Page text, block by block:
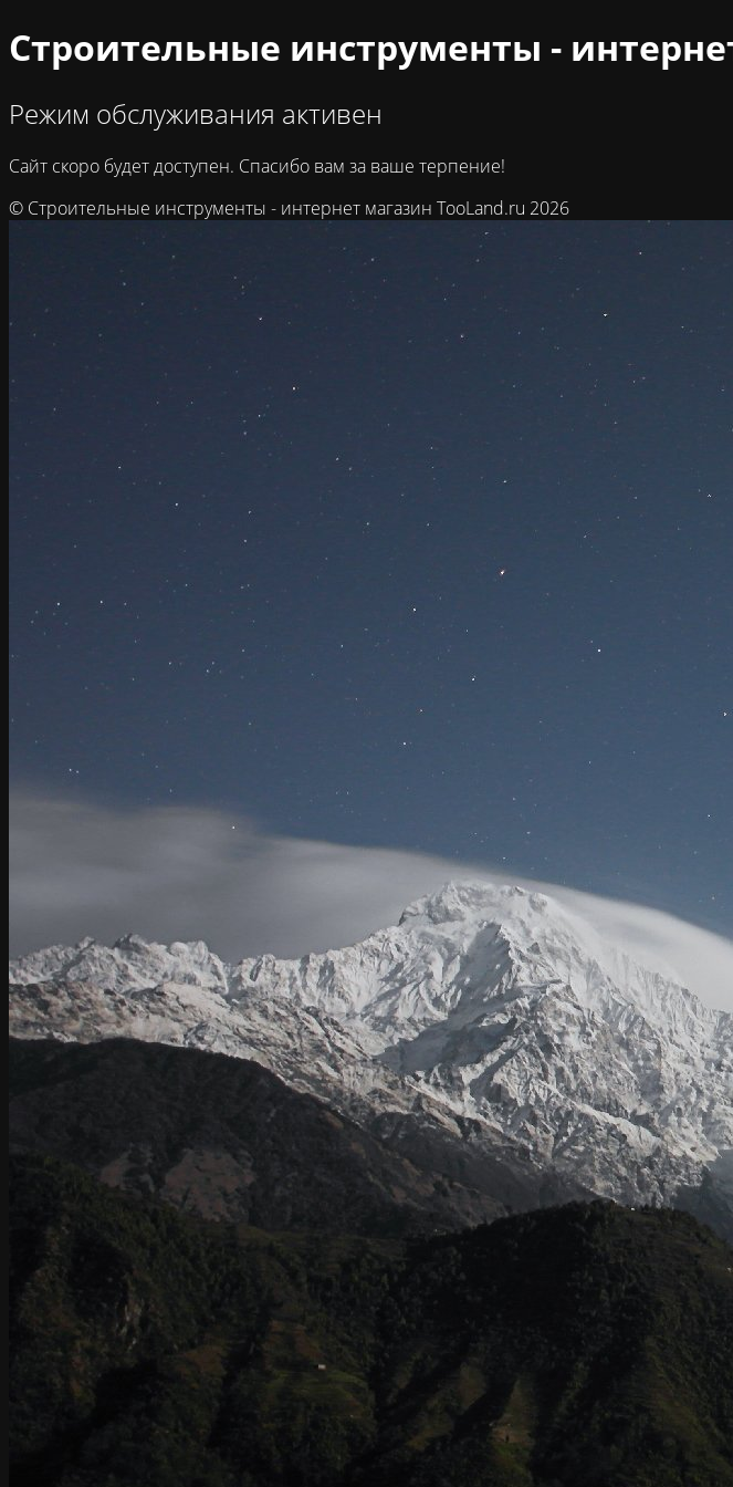
Строительные инструменты -
Режим обслуживания активен
Сайт скоро будет доступен. Спасибо вам за ваше терпение!
© Строительные инструменты - интернет магазин TooLand.ru 2026